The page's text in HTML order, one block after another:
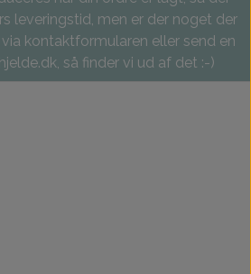
leveringstid, men er der noget der
kontaktformularen eller send en
så finder vi ud af det :-)